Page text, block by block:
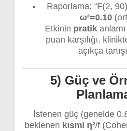
Raporlama: “F(2,
ω²=0.10
Etkinin pratik
puan karşılığı,
açıkça
5) Güç ve
İstenen güç (genelde
beklenen kısmi η²/f